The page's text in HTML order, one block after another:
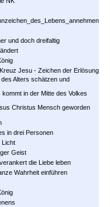
und doch dreifaltig
Jesu - Zeichen der Erlösung
Alters schätzen und
in der Mitte des Volkes
Christus Mensch geworden
in drei Personen
Licht
Geist
die Liebe leben
Wahrheit einführen